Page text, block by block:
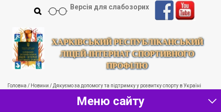
ХАРКІВСЬКИЙ РЕСПУБЛІКАНСЬКИЙ
ЛІЦЕЙ-ІНТЕРНАТ СПОРТИВНОГО
ПРОФІЛЮ
Версія для слабозорих
Головна / Новини / Дякуємо за допомогу та підтримку у розвитку спорту в Україні
Меню сайту